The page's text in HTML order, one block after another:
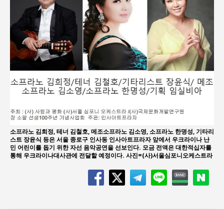
소프라노 김희정, 테너 김철호, 메조소프라노 김소영, 소프라노 한명성, 기타리
스트 장윤식 등은 서울 종로구 인사동 인사아트프라자 앞에서 우크라이나 난
민 어린이를 돕기 위한 자선 음악공연을 선보인다. 모금 전액은 대한적십자를
통해 우크라이나대사관에 전달할 예정이다. 사진=(사)서울심포니오케스트라